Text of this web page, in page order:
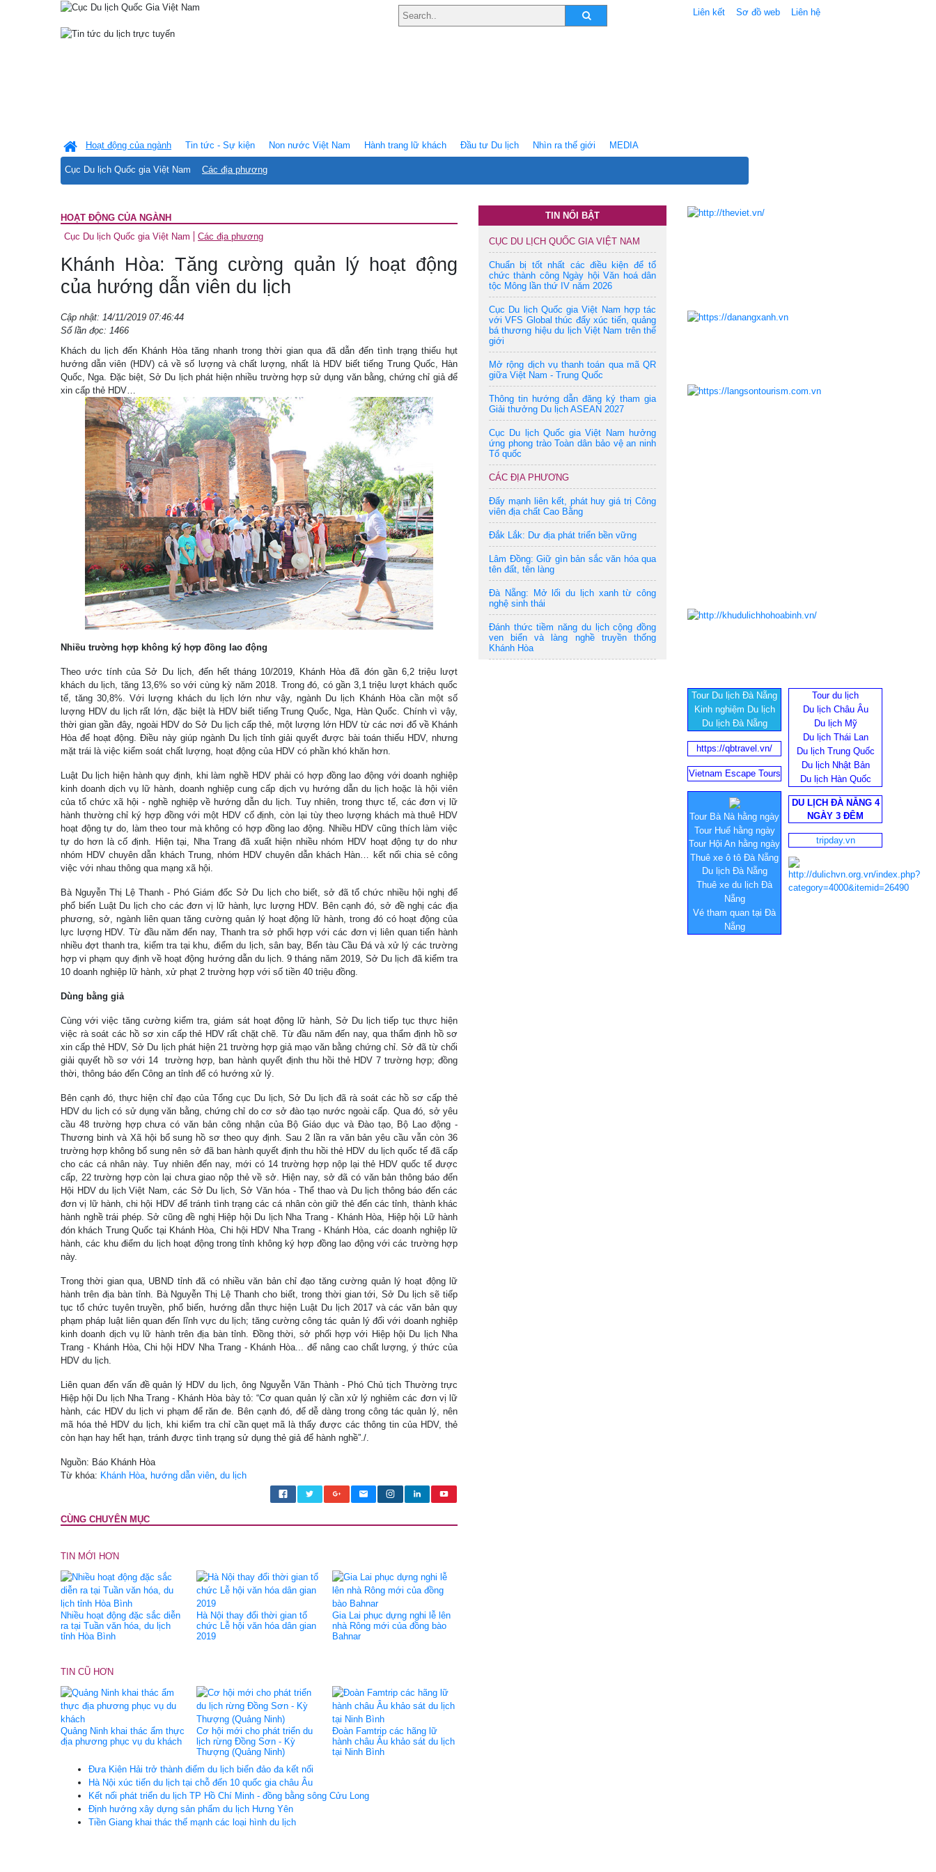
Liên kết Sơ đồ web Liên hệ
Hoạt động của ngành
Cục Du lịch Quốc gia Việt Nam Các địa phương
Tin tức - Sự kiện Non nước Việt Nam Hành trang lữ khách Ðầu tư Du lịch Nhìn ra thế giới MEDIA
HOẠT ĐỘNG CỦA NGÀNH
Cục Du lịch Quốc gia Việt Nam
Các địa phương
Khánh Hòa: Tăng cường quản lý hoạt động
của hướng dẫn viên du lịch
Cập nhật: 14/11/2019 07:46:44
Số lần đọc: 1466
Khách du lịch đến Khánh Hòa tăng nhanh trong thời gian qua đã dẫn đến tình trạng thiếu hụt
hướng dẫn viên (HDV) cả về số lượng và chất lượng, nhất là HDV biết tiếng Trung Quốc, Hàn
Quốc, Nga. Đặc biệt, Sở Du lịch phát hiện nhiều trường hợp sử dụng văn bằng, chứng chỉ giả để
xin cấp thẻ HDV…
Nhiều trường hợp không ký hợp đồng lao động
Theo ước tính của Sở Du lịch, đến hết tháng 10/2019, Khánh Hòa đã đón gần 6,2 triệu lượt
khách du lịch, tăng 13,6% so với cùng kỳ năm 2018. Trong đó, có gần 3,1 triệu lượt khách quốc
tế, tăng 30,8%. Với lượng khách du lịch lớn như vậy, ngành Du lịch Khánh Hòa cần một số
lượng HDV du lịch rất lớn, đặc biệt là HDV biết tiếng Trung Quốc, Nga, Hàn Quốc. Chính vì vậy,
thời gian gần đây, ngoài HDV do Sở Du lịch cấp thẻ, một lượng lớn HDV từ các nơi đổ về Khánh
Hòa để hoạt động. Điều này giúp ngành Du lịch tỉnh giải quyết được bài toán thiếu HDV, nhưng
mặt trái là việc kiểm soát chất lượng, hoạt động của HDV có phần khó khăn hơn.
Luật Du lịch hiện hành quy định, khi làm nghề HDV phải có hợp đồng lao động với doanh nghiệp
kinh doanh dịch vụ lữ hành, doanh nghiệp cung cấp dịch vụ hướng dẫn du lịch hoặc là hội viên
của tổ chức xã hội - nghề nghiệp về hướng dẫn du lịch. Tuy nhiên, trong thực tế, các đơn vị lữ
hành thường chỉ ký hợp đồng với một HDV cố định, còn lại tùy theo lượng khách mà thuê HDV
hoạt động tự do, làm theo tour mà không có hợp đồng lao động. Nhiều HDV cũng thích làm việc
tự do hơn là cố định. Hiện tại, Nha Trang đã xuất hiện nhiều nhóm HDV hoạt động tự do như
nhóm HDV chuyên dẫn khách Trung, nhóm HDV chuyên dẫn khách Hàn… kết nối chia sẻ công
việc với nhau thông qua mạng xã hội.
Bà Nguyễn Thị Lệ Thanh - Phó Giám đốc Sở Du lịch cho biết, sở đã tổ chức nhiều hội nghị để
phổ biến Luật Du lịch cho các đơn vị lữ hành, lực lượng HDV. Bên cạnh đó, sở đề nghị các địa
phương, sở, ngành liên quan tăng cường quản lý hoạt động lữ hành, trong đó có hoạt động của
lực lượng HDV. Từ đầu năm đến nay, Thanh tra sở phối hợp với các đơn vị liên quan tiến hành
nhiều đợt thanh tra, kiểm tra tại khu, điểm du lịch, sân bay, Bến tàu Cầu Đá và xử lý các trường
hợp vi phạm quy định về hoạt động hướng dẫn du lịch. 9 tháng năm 2019, Sở Du lịch đã kiểm tra
10 doanh nghiệp lữ hành, xử phạt 2 trường hợp với số tiền 40 triệu đồng.
Dùng bằng giả
Cùng với việc tăng cường kiểm tra, giám sát hoạt động lữ hành, Sở Du lịch tiếp tục thực hiện
việc rà soát các hồ sơ xin cấp thẻ HDV rất chặt chẽ. Từ đầu năm đến nay, qua thẩm định hồ sơ
xin cấp thẻ HDV, Sở Du lịch phát hiện 21 trường hợp giả mạo văn bằng chứng chỉ. Sở đã từ chối
giải quyết hồ sơ với 14 trường hợp, ban hành quyết định thu hồi thẻ HDV 7 trường hợp; đồng
thời, thông báo đến Công an tỉnh để có hướng xử lý.
Bên cạnh đó, thực hiện chỉ đạo của Tổng cục Du lịch, Sở Du lịch đã rà soát các hồ sơ cấp thẻ
HDV du lịch có sử dụng văn bằng, chứng chỉ do cơ sở đào tạo nước ngoài cấp. Qua đó, sở yêu
cầu 48 trường hợp chưa có văn bản công nhận của Bộ Giáo dục và Đào tạo, Bộ Lao động -
Thương binh và Xã hội bổ sung hồ sơ theo quy định. Sau 2 lần ra văn bản yêu cầu vẫn còn 36
trường hợp không bổ sung nên sở đã ban hành quyết định thu hồi thẻ HDV du lịch quốc tế đã cấp
cho các cá nhân này. Tuy nhiên đến nay, mới có 14 trường hợp nộp lại thẻ HDV quốc tế được
cấp, 22 trường hợp còn lại chưa giao nộp thẻ về sở. Hiện nay, sở đã có văn bản thông báo đến
Hội HDV du lịch Việt Nam, các Sở Du lịch, Sở Văn hóa - Thể thao và Du lịch thông báo đến các
đơn vị lữ hành, chi hội HDV để tránh tình trạng các cá nhân còn giữ thẻ đến các tỉnh, thành khác
hành nghề trái phép. Sở cũng đề nghị Hiệp hội Du lịch Nha Trang - Khánh Hòa, Hiệp hội Lữ hành
đón khách Trung Quốc tại Khánh Hòa, Chi hội HDV Nha Trang - Khánh Hòa, các doanh nghiệp lữ
hành, các khu điểm du lịch hoạt động trong tỉnh không ký hợp đồng lao động với các trường hợp
này.
Trong thời gian qua, UBND tỉnh đã có nhiều văn bản chỉ đạo tăng cường quản lý hoạt động lữ
hành trên địa bàn tỉnh. Bà Nguyễn Thị Lệ Thanh cho biết, trong thời gian tới, Sở Du lịch sẽ tiếp
tục tổ chức tuyên truyền, phổ biến, hướng dẫn thực hiện Luật Du lịch 2017 và các văn bản quy
phạm pháp luật liên quan đến lĩnh vực du lịch; tăng cường công tác quản lý đối với doanh nghiệp
kinh doanh dịch vụ lữ hành trên địa bàn tỉnh. Đồng thời, sở phối hợp với Hiệp hội Du lịch Nha
Trang - Khánh Hòa, Chi hội HDV Nha Trang - Khánh Hòa... để nâng cao chất lượng, ý thức của
HDV du lịch.
Liên quan đến vấn đề quản lý HDV du lịch, ông Nguyễn Văn Thành - Phó Chủ tịch Thường trực
Hiệp hội Du lịch Nha Trang - Khánh Hòa bày tỏ: “Cơ quan quản lý cần xử lý nghiêm các đơn vị lữ
hành, các HDV du lịch vi phạm để răn đe. Bên cạnh đó, để dễ dàng trong công tác quản lý, nên
mã hóa thẻ HDV du lịch, khi kiểm tra chỉ cần quẹt mã là thấy được các thông tin của HDV, thẻ
còn hạn hay hết hạn, tránh được tình trạng sử dụng thẻ giả để hành nghề”./.
Nguồn: Báo Khánh Hòa
Từ khóa: Khánh Hòa, hướng dẫn viên, du lịch
CÙNG CHUYÊN MỤC
TIN MỚI HƠN
Nhiều hoạt động đặc sắc diễn
ra tại Tuần văn hóa, du lịch
tỉnh Hòa Bình
Hà Nội thay đổi thời gian tổ
chức Lễ hội văn hóa dân gian
2019
Gia Lai phục dựng nghi lễ lên
nhà Rông mới của đồng bào
Bahnar
TIN CŨ HƠN
Quảng Ninh khai thác ẩm thực
địa phương phục vụ du khách
Cơ hội mới cho phát triển du
lịch rừng Đồng Sơn - Kỳ
Thượng (Quảng Ninh)
Đoàn Famtrip các hãng lữ
hành châu Âu khảo sát du lịch
tại Ninh Bình
Đưa Kiên Hải trở thành điểm du lịch biển đảo đa kết nối
Hà Nội xúc tiến du lịch tại chỗ đến 10 quốc gia châu Âu
Kết nối phát triển du lịch TP Hồ Chí Minh - đồng bằng sông Cửu Long
Định hướng xây dựng sản phẩm du lịch Hưng Yên
Tiền Giang khai thác thế mạnh các loại hình du lịch
TIN NỔI BẬT
CỤC DU LỊCH QUỐC GIA VIỆT NAM
Chuẩn bị tốt nhất các điều kiện để tổ
chức thành công Ngày hội Văn hoá dân
tộc Mông lần thứ IV năm 2026
Cục Du lịch Quốc gia Việt Nam hợp tác
với VFS Global thúc đẩy xúc tiến, quảng
bá thương hiệu du lịch Việt Nam trên thế
giới
Mở rộng dịch vụ thanh toán qua mã QR
giữa Việt Nam - Trung Quốc
Thông tin hướng dẫn đăng ký tham gia
Giải thưởng Du lịch ASEAN 2027
Cục Du lịch Quốc gia Việt Nam hưởng
ứng phong trào Toàn dân bảo vệ an ninh
Tổ quốc
CÁC ĐỊA PHƯƠNG
Đẩy mạnh liên kết, phát huy giá trị Công
viên địa chất Cao Bằng
Đắk Lắk: Dư địa phát triển bền vững
Lâm Đồng: Giữ gìn bản sắc văn hóa qua
tên đất, tên làng
Đà Nẵng: Mở lối du lịch xanh từ công
nghệ sinh thái
Đánh thức tiềm năng du lịch cộng đồng
ven biển và làng nghề truyền thống
Khánh Hòa
Tour Du lịch Đà Nẵng
Kinh nghiệm Du lịch
Du lịch Đà Nẵng
Tour du lịch
Du lịch Châu Âu
Du lịch Mỹ
Du lịch Thái Lan
Du lịch Trung Quốc
Du lịch Nhật Bản
Du lịch Hàn Quốc
https://qbtravel.vn/
Vietnam Escape Tours
Tour Bà Nà hằng ngày
Tour Huế hằng ngày
Tour Hội An hằng ngày
Thuê xe ô tô Đà Nẵng
Du lịch Đà Nẵng
Thuê xe du lịch Đà
Nẵng
Vé tham quan tại Đà
Nẵng
DU LỊCH ĐÀ NẴNG 4
NGÀY 3 ĐÊM
tripday.vn